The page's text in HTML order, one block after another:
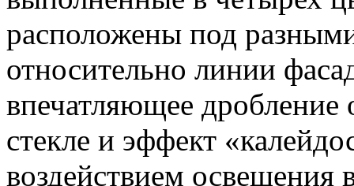
расположены под
относительно линии
впечатляющее дробление
стекле и эффект
воздействием освещения